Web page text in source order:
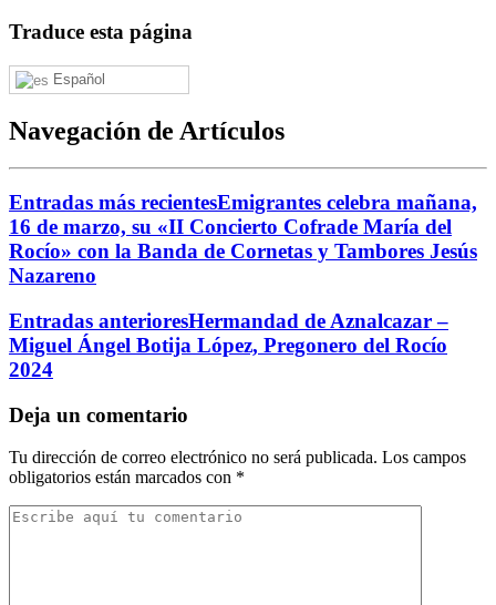
Traduce esta página
Español
Navegación de Artículos
Entradas más recientesEmigrantes celebra mañana,
16 de marzo, su «II Concierto Cofrade María del
Rocío» con la Banda de Cornetas y Tambores Jesús
Nazareno
Entradas anterioresHermandad de Aznalcazar –
Miguel Ángel Botija López, Pregonero del Rocío
2024
Deja un comentario
Tu dirección de correo electrónico no será publicada. Los campos
obligatorios están marcados con *